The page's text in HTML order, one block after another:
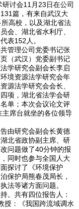
讨会11月23日在公司
篇，有来自武汉大
高校，以及湖北省法
会、湖北省水利厅、
表152人。
管理公司党委书记张
（武汉）党委副书记
学研究会副会长李启
境资源法学研究会年
源法学研究会会长、
项，湖北省法学会研
单；本次会议论文评
席台就坐的各位领导
由研究会副会长黄德
北省政协副主席、研
问题做了40分钟的报
同时也参与全国人大
探讨了《环境保护
保护局熊春茂局长，
法等诸方面问题。
。共有四位报告人：
授：《我国跨流域调水